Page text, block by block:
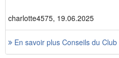
charlotte4575, 19.06.2025
En savoir plus Conseils du Club